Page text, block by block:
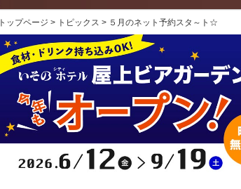
トップページ > トピックス > ５月のネット予約スタ～ト☆